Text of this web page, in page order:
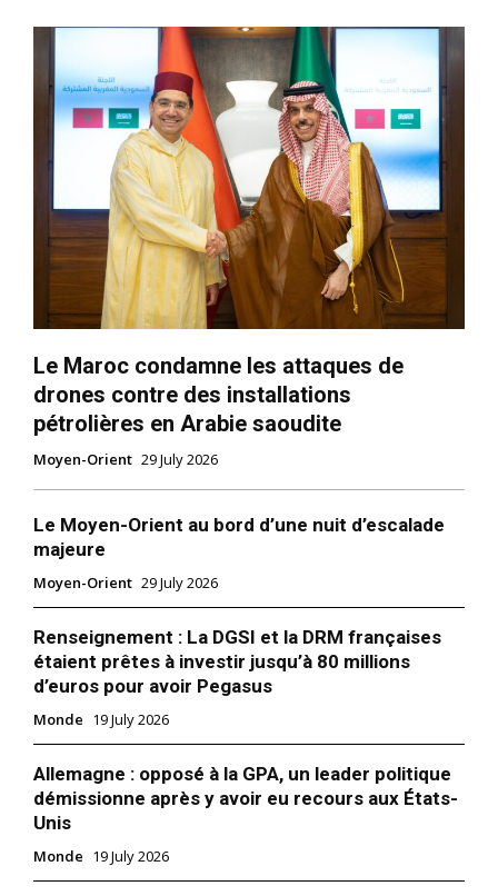
Le Maroc condamne les attaques de
drones contre des installations
pétrolières en Arabie saoudite
Moyen-Orient 29 July 2026
Le Moyen-Orient au bord d’une nuit d’escalade
majeure
Moyen-Orient 29 July 2026
Renseignement : La DGSI et la DRM françaises
étaient prêtes à investir jusqu’à 80 millions
d’euros pour avoir Pegasus
Monde 19 July 2026
Allemagne : opposé à la GPA, un leader politique
démissionne après y avoir eu recours aux États-
Unis
Monde 19 July 2026